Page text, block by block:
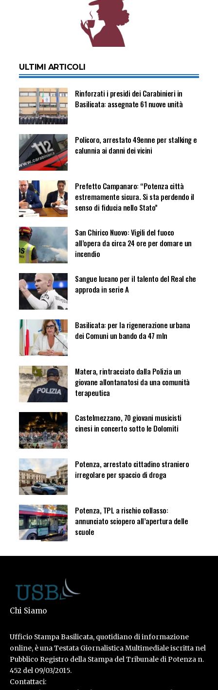
ULTIMI ARTICOLI
Rinforzati i presidi dei Carabinieri in
Basilicata: assegnate 61 nuove unità
Policoro, arrestato 49enne per stalking e
calunnia ai danni dei vicini
Prefetto Campanaro: “Potenza città
estremamente sicura. Si sta perdendo il
senso di fiducia nello Stato”
San Chirico Nuovo: Vigili del fuoco
all’opera da circa 24 ore per domare un
incendio
Sangue lucano per il talento del Real che
approda in serie A
Basilicata: per la rigenerazione urbana
dei Comuni un bando da 47 mln
Matera, rintracciato dalla Polizia un
giovane allontanatosi da una comunità
terapeutica
Castelmezzano, 70 giovani musicisti
cinesi in concerto sotto le Dolomiti
Potenza, arrestato cittadino straniero
irregolare per spaccio di droga
Potenza, TPL a rischio collasso:
annunciato sciopero all’apertura delle
scuole
Chi Siamo
Ufficio Stampa Basilicata, quotidiano di informazione
online, è una Testata Giornalistica Multimediale iscritta nel
Pubblico Registro della Stampa del Tribunale di Potenza n.
452 del 09/03/2015.
Contattaci: